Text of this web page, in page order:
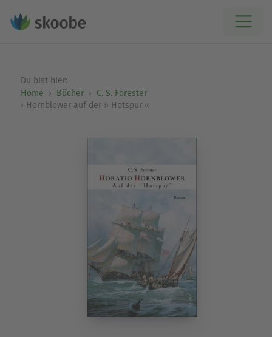
Du bist hier:
Home
Bücher
C. S. Forester
Hornblower auf der » Hotspur «